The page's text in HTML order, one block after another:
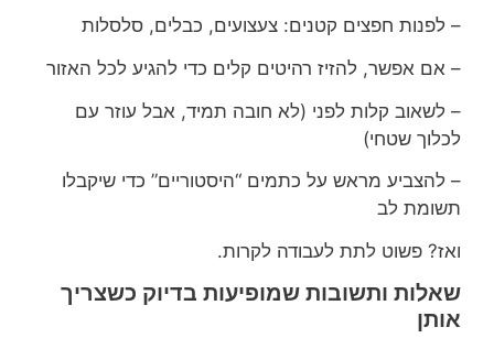
– לפנות חפצים קטנים: צעצועים, כבלים, סלסלות
– אם אפשר, להזיז רהיטים קלים כדי להגיע לכל האזור
– לשאוב קלות לפני (לא חובה תמיד, אבל עוזר עם
לכלוך שטחי)
– להצביע מראש על כתמים “היסטוריים” כדי שיקבלו
תשומת לב
ואז? פשוט לתת לעבודה לקרות.
שאלות ותשובות שמופיעות בדיוק כשצריך
אותן